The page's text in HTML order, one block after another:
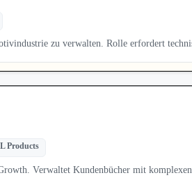
zu verwalten. Rolle erfordert
Products
Verwaltet Kundenbücher mit